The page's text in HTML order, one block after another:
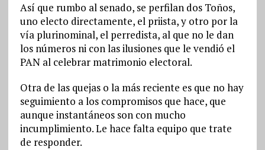
Así que rumbo al senado, se perfilan dos Toños,
uno electo directamente, el priista, y otro por la
vía plurinominal, el perredista, al que no le dan
los números ni con las ilusiones que le vendió el
PAN al celebrar matrimonio electoral.
Otra de las quejas o la más reciente es que no hay
seguimiento a los compromisos que hace, que
aunque instantáneos son con mucho
incumplimiento. Le hace falta equipo que trate
de responder.